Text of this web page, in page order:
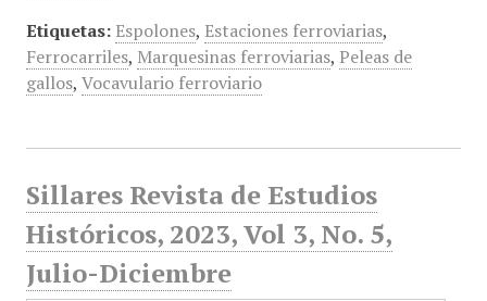
Etiquetas: Espolones, Estaciones ferroviarias,
Ferrocarriles, Marquesinas ferroviarias, Peleas de
gallos, Vocavulario ferroviario
Sillares Revista de Estudios
Históricos, 2023, Vol 3, No. 5,
Julio-Diciembre